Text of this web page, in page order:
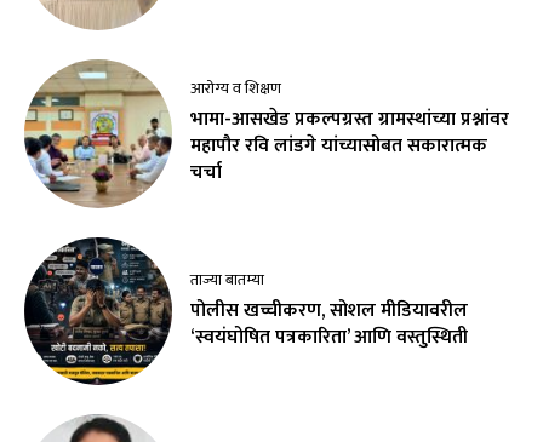
आरोग्य व शिक्षण
भामा-आसखेड प्रकल्पग्रस्त ग्रामस्थांच्या प्रश्नांवर
महापौर रवि लांडगे यांच्यासोबत सकारात्मक
चर्चा
ताज्या बातम्या
पोलीस खच्चीकरण, सोशल मीडियावरील
‘स्वयंघोषित पत्रकारिता’ आणि वस्तुस्थिती